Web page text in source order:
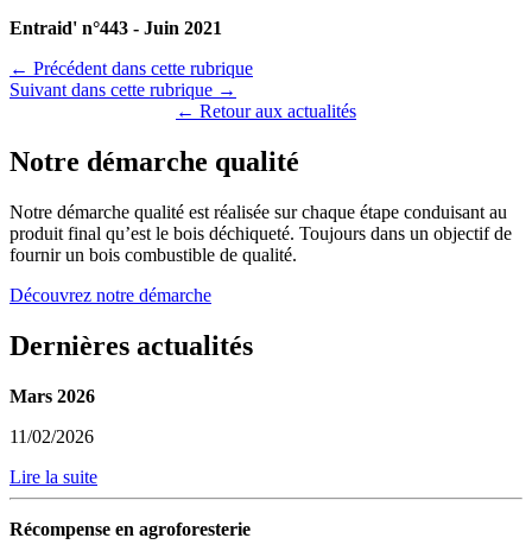
Entraid' n°443 - Juin 2021
← Précédent dans cette rubrique
Suivant dans cette rubrique →
← Retour aux actualités
Notre démarche qualité
Notre démarche qualité est réalisée sur chaque étape conduisant au
produit final qu’est le bois déchiqueté. Toujours dans un objectif de
fournir un bois combustible de qualité.
Découvrez notre démarche
Dernières actualités
Mars 2026
11/02/2026
Lire la suite
Récompense en agroforesterie